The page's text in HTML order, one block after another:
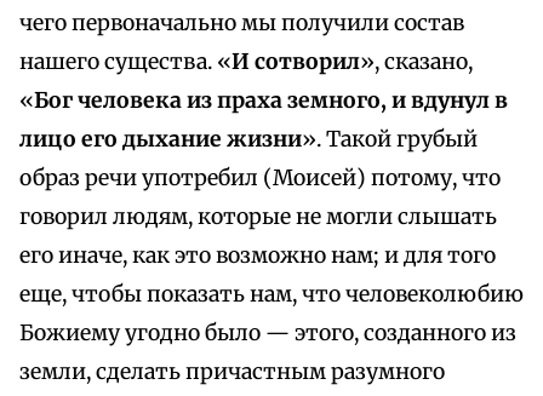
чего первоначально мы получили состав
нашего существа. «И сотворил», сказано,
«Бог человека из праха земного, и вдунул в
лицо его дыхание жизни». Такой грубый
образ речи употребил (Моисей) потому, что
говорил людям, которые не могли слышать
его иначе, как это возможно нам; и для того
еще, чтобы показать нам, что человеколюбию
Божиему угодно было — этого, созданного из
земли, сделать причастным разумного